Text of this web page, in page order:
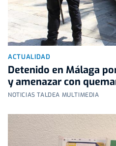
ACTUALIDAD
Detenido en Málaga
y amenazar con
NOTICIAS TALDEA MULTIMEDIA